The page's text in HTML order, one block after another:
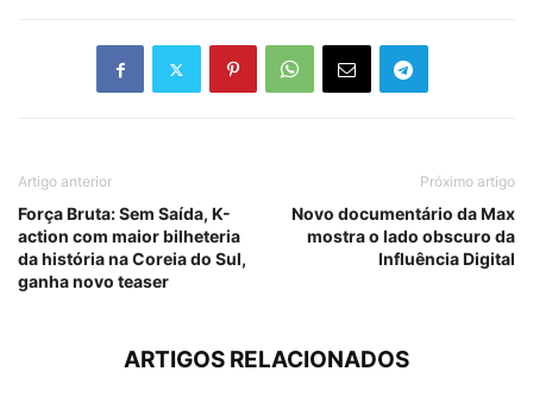
Artigo anterior
Força Bruta: Sem Saída, K-
action com maior bilheteria
da história na Coreia do Sul,
ganha novo teaser
Próximo artigo
Novo documentário da Max
mostra o lado obscuro da
Influência Digital
ARTIGOS RELACIONADOS